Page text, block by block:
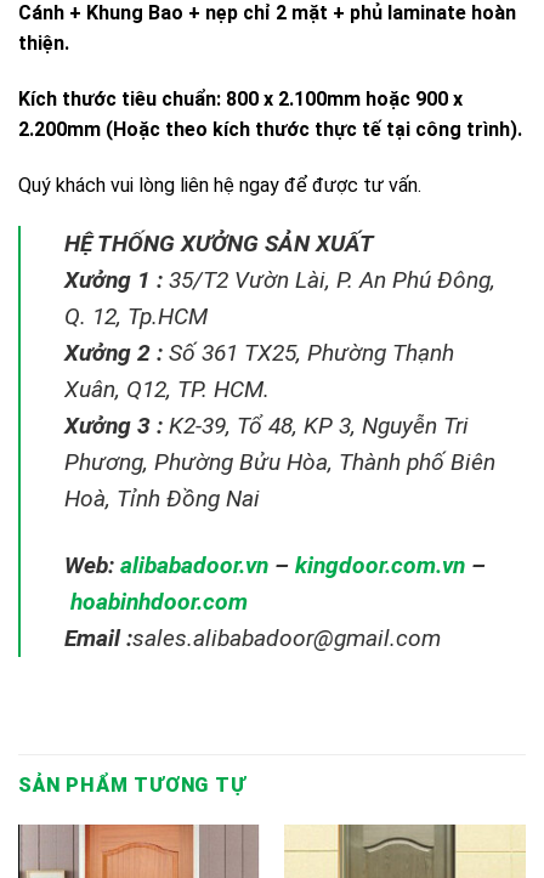
Cánh + Khung Bao + nẹp chỉ 2 mặt + phủ laminate hoàn
thiện.
Kích thước tiêu chuẩn: 800 x 2.100mm hoặc 900 x
2.200mm (Hoặc theo kích thước thực tế tại công trình).
Quý khách vui lòng liên hệ ngay để được tư vấn.
HỆ THỐNG XƯỞNG SẢN XUẤT
Xưởng 1 : 35/T2 Vườn Lài, P. An Phú Đông,
Q. 12, Tp.HCM
Xưởng 2 : Số 361 TX25, Phường Thạnh
Xuân, Q12, TP. HCM.
Xưởng 3 : K2-39, Tổ 48, KP 3, Nguyễn Tri
Phương, Phường Bửu Hòa, Thành phố Biên
Hoà, Tỉnh Đồng Nai
Web: alibabadoor.vn – kingdoor.com.vn –
hoabinhdoor.com
Email :sales.alibabadoor@gmail.com
SẢN PHẨM TƯƠNG TỰ